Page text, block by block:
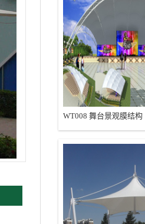
WT008 舞台景观膜结构